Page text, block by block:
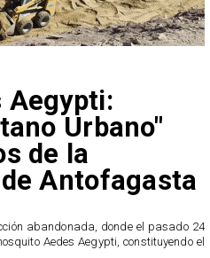
Aegypti:
Urbano"
de la
Antofagasta
abandonada, donde el pasado 24
Aedes Aegypti, constituyendo el